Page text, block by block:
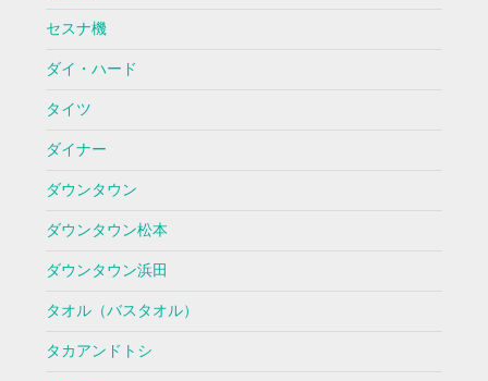
セスナ機
ダイ・ハード
タイツ
ダイナー
ダウンタウン
ダウンタウン松本
ダウンタウン浜田
タオル（バスタオル）
タカアンドトシ